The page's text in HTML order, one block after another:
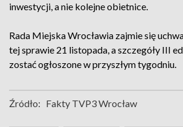
inwestycji, a nie kolejne obietnice.
Rada Miejska Wrocławia zajmie się
tej sprawie 21 listopada, a szczegóły III
zostać ogłoszone w przyszłym tygodniu.
Źródło: Fakty TVP3 Wrocław